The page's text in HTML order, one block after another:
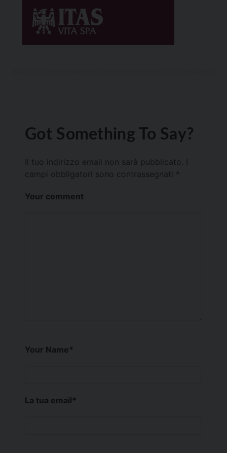
Got Something To Say?
Il tuo indirizzo email non sarà pubblicato.
campi obbligatori sono contrassegnati *
Your comment
Your Name*
La tua email*